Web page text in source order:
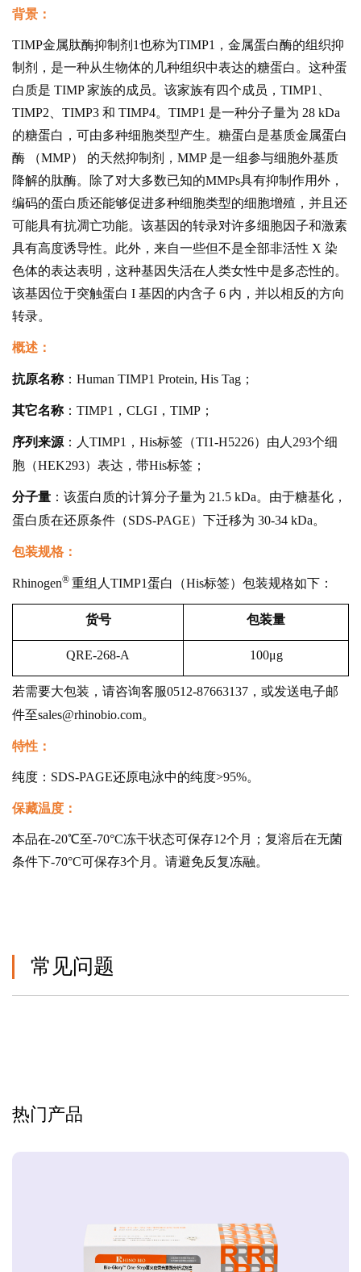
背景：
TIMP金属肽酶抑制剂1也称为TIMP1，金属蛋白酶的组织抑
制剂，是一种从生物体的几种组织中表达的糖蛋白。这种蛋
白质是 TIMP 家族的成员。该家族有四个成员，TIMP1、
TIMP2、TIMP3 和 TIMP4。TIMP1 是一种分子量为 28 kDa
的糖蛋白，可由多种细胞类型产生。糖蛋白是基质金属蛋白
酶 （MMP） 的天然抑制剂，MMP 是一组参与细胞外基质
降解的肽酶。除了对大多数已知的MMPs具有抑制作用外，
编码的蛋白质还能够促进多种细胞类型的细胞增殖，并且还
可能具有抗凋亡功能。该基因的转录对许多细胞因子和激素
具有高度诱导性。此外，来自一些但不是全部非活性 X 染
色体的表达表明，这种基因失活在人类女性中是多态性的。
该基因位于突触蛋白 I 基因的内含子 6 内，并以相反的方向
转录。
概述：
抗原名称：Human TIMP1 Protein, His Tag；
其它名称：TIMP1，CLGI，TIMP；
序列来源 ：人TIMP1，His标签（TI1-H5226）由人293个细
胞（HEK293）表达，带His标签；
分子量 ：该蛋白质的计算分子量为 21.5 kDa。由于糖基化，
蛋白质在还原条件（SDS-PAGE）下迁移为 30-34 kDa。
包装规格：
Rhinogen® 重组人TIMP1蛋白（His标签）包装规格如下：
货号 包装量
QRE-268-A 100μg
若需要大包装，请咨询客服0512-87663137，或发送电子邮
件至sales@rhinobio.com。
特性：
纯度：SDS-PAGE还原电泳中的纯度>95%。
保藏温度：
本品在-20℃至-70°C冻干状态可保存12个月；复溶后在无菌
条件下-70°C可保存3个月。请避免反复冻融。
常见问题
热门产品